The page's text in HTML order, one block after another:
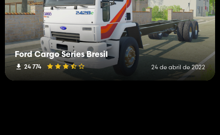
Ford Cargo Series Bresil
24 774 24 de abril de 2022